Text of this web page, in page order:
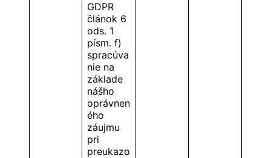
GDPR
článok 6
ods. 1
písm. f)
spracúva
nie na
základe
nášho
oprávnen
ého
záujmu
pri
preukazo